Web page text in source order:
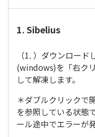
1. Sibelius
（1. ）ダウンロー
(windows)を「右ク
して解凍します。
＊ダブルクリックで
を参照している状態
ール途中でエラーが